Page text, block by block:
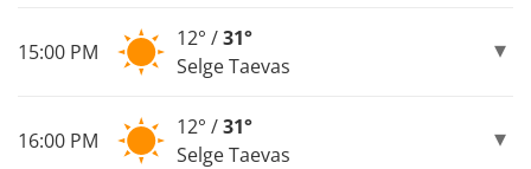
15:00 PM
12° /31°
Selge Taevas
16:00 PM
12° /31°
Selge Taevas